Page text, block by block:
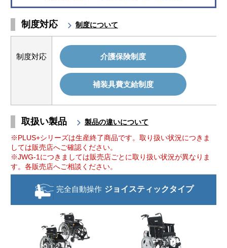
制度対応 制度について
制度対応 介護保険制度
補装具費支給制度
取扱い製品
製品の違いについて
※PLUS+シリーズは生産終了商品です。取り扱い状況につきま
しては販売店へご確認ください。
※JWG-1につきましては販売店ごとに取り扱い状況が異なりま
す。各販売店へご相談ください。
完全自動操作 ジョイスティックタイプ